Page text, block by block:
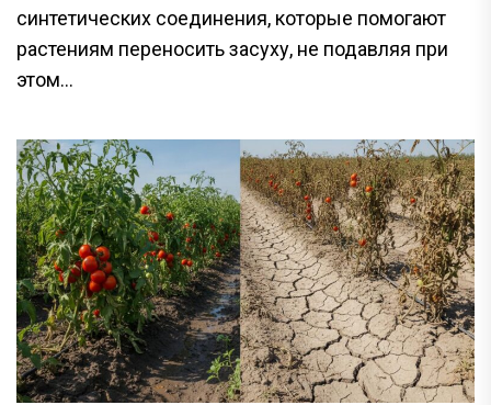
синтетических соединения, которые помогают
растениям переносить засуху, не подавляя при
этом...